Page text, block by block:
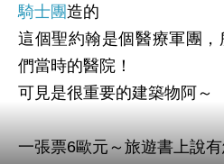
騎士團造的
這個聖約翰是個醫療軍團
們當時的醫院！
可見是很重要的建築物阿～
一張票6歐元～旅遊書上說